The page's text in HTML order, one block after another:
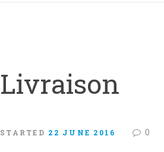
Livraison
STARTED 22 JUNE 2016 0